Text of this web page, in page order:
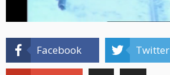
Facebook Twitter